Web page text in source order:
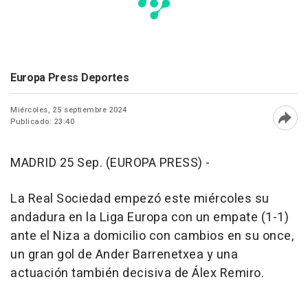
Europa Press Deportes
Miércoles, 25 septiembre 2024
Publicado: 23:40
MADRID 25 Sep. (EUROPA PRESS) -
La Real Sociedad empezó este miércoles su
andadura en la Liga Europa con un empate (1-1)
ante el Niza a domicilio con cambios en su once,
un gran gol de Ander Barrenetxea y una
actuación también decisiva de Álex Remiro.